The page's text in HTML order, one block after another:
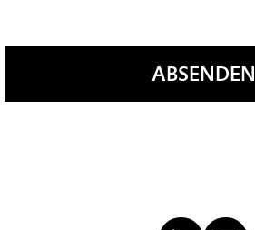
ABSENDEN